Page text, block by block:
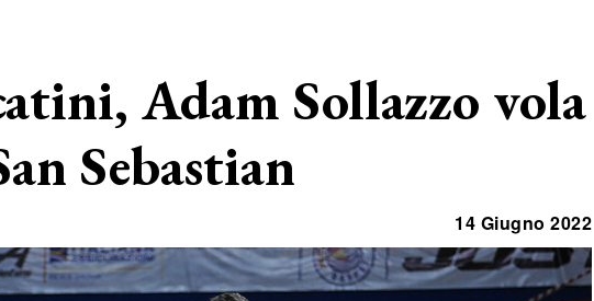
Adam Sollazzo vola
Sebastian
14 Giugno 2022